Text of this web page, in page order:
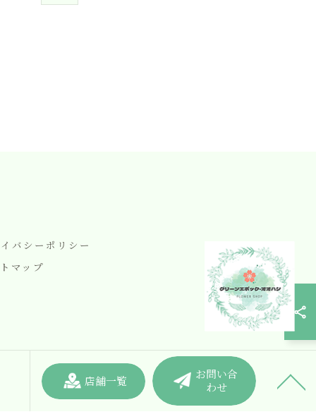
店舗一覧
お問い合
わせ
バシーポリシー
マップ